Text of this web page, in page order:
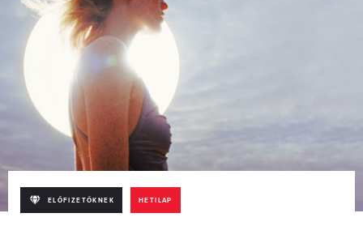
ELŐFIZETŐKNEK HETILAP